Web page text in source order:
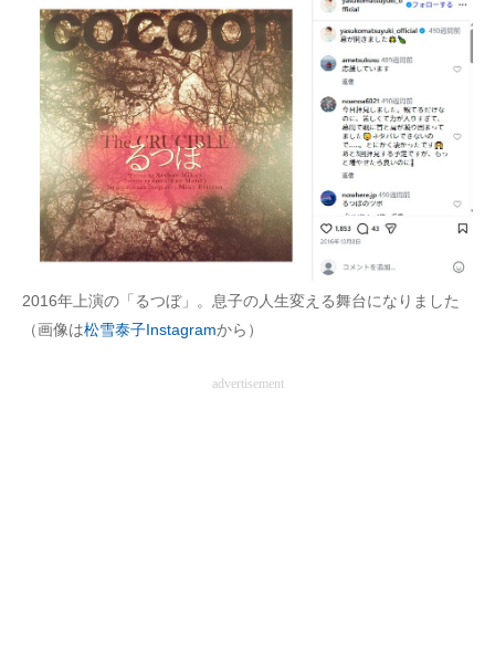
2016年上演の「るつぼ」。息子の人生変える舞台になりました
（画像は松雪泰子Instagramから）
advertisement